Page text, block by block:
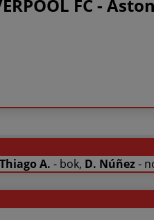
FC -
Thiago A. - bok, D. Núñez-